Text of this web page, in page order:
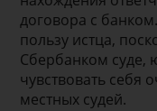
договора с
пользу истца,
Сбербанком суде,
чувствовать себя
местных судей.